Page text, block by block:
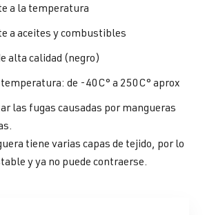
a la temperatura
a aceites y combustibles
alta calidad (negro)
temperatura: de -40C° a 250C° aprox
las fugas causadas por mangueras
tiene varias capas de tejido, por lo
y ya no puede contraerse.